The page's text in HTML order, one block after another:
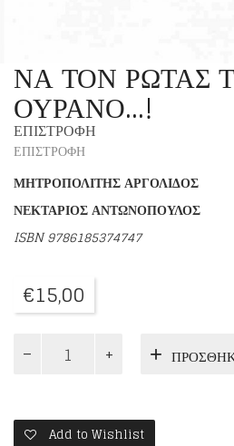
ΝΑ ΤΟΝ ΡΩΤΑΣ
ΟΥΡΑΝΟ…!
ΕΠΙΣΤΡΟΦΗ
ΕΠΙΣΤΡΟΦΗ
ΜΗΤΡΟΠΟΛΙΤΗΣ ΑΡΓΟΛΙΔΟΣ
ΝΕΚΤΑΡΙΟΣ ΑΝΤΩΝΟΠΟΥΛΟΣ
ISBN 9786185374747
€15,00
ΤΟΝ
ΟΥΡΑΝΟ...!
ποσότηταAdd to Wishlist